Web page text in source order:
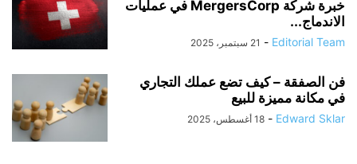
خبرة شركة MergersCorp في عمليات
الاندماج...
Editorial Team
- 21 سبتمبر، 2025
فن الصفقة – كيف تضع عملك التجاري
في مكانة مميزة للبيع
Edward Sklar
- 18 أغسطس، 2025